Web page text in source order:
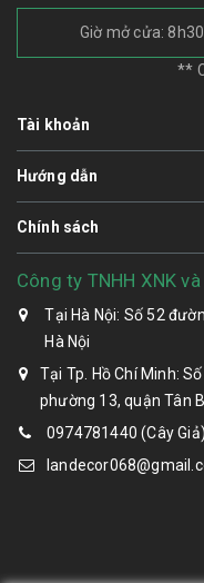
Giờ mở cửa:
**
Tài khoản
Hướng dẫn
Chính sách
Công ty TNHH XNK và
Tại Hà Nội: Số 52
Hà Nội
Tại Tp. Hồ Chí Minh:
phường 13, quận Tân
0974781440 (Cây